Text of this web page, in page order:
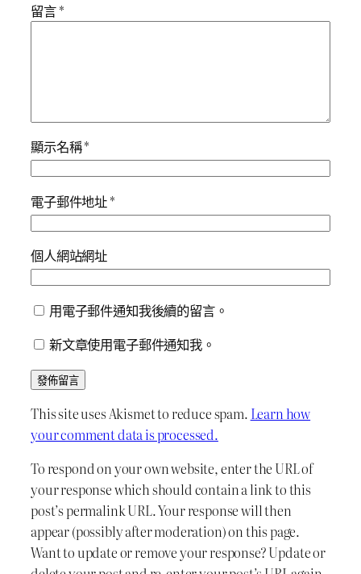
留言*
顯示名稱*
電子郵件地址*
個人網站網址
用電子郵件通知我後續的留言。
新文章使用電子郵件通知我。
This site uses Akismet to reduce spam. Learn how
your comment data is processed.
To respond on your own website, enter the URL of
your response which should contain a link to this
post’s permalink URL. Your response will then
appear (possibly after moderation) on this page.
Want to update or remove your response? Update or